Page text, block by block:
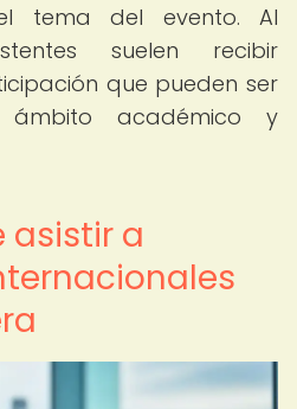
tema del evento. Al
suelen recibir
que pueden ser
académico y
asistir a